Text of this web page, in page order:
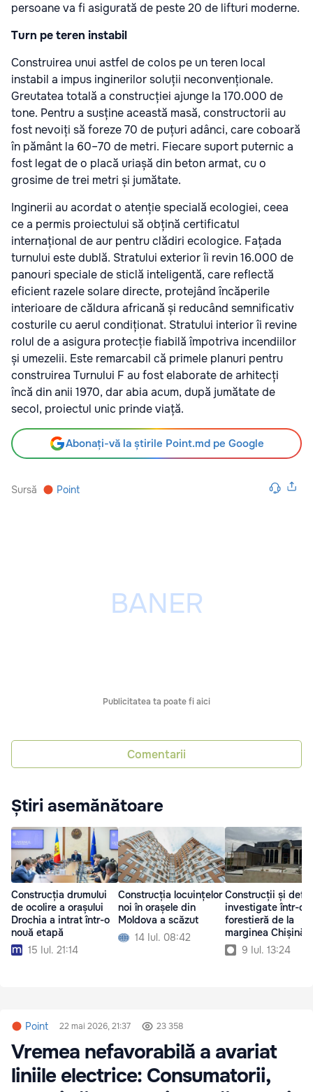
persoane va fi asigurată de peste 20 de lifturi moderne.
Turn pe teren instabil
Construirea unui astfel de colos pe un teren local
instabil a impus inginerilor soluții neconvenționale.
Greutatea totală a construcției ajunge la 170.000 de
tone. Pentru a susține această masă, constructorii au
fost nevoiți să foreze 70 de puțuri adânci, care coboară
în pământ la 60–70 de metri. Fiecare suport puternic a
fost legat de o placă uriașă din beton armat, cu o
grosime de trei metri și jumătate.
Inginerii au acordat o atenție specială ecologiei, ceea
ce a permis proiectului să obțină certificatul
internațional de aur pentru clădiri ecologice. Fațada
turnului este dublă. Stratului exterior îi revin 16.000 de
panouri speciale de sticlă inteligentă, care reflectă
eficient razele solare directe, protejând încăperile
interioare de căldura africană și reducând semnificativ
costurile cu aerul condiționat. Stratului interior îi revine
rolul de a asigura protecție fiabilă împotriva incendiilor
și umezelii. Este remarcabil că primele planuri pentru
construirea Turnului F au fost elaborate de arhitecți
încă din anii 1970, dar abia acum, după jumătate de
secol, proiectul unic prinde viață.
Abonați-vă la știrile Point.md pe Google
Sursă Point
Publicitatea ta poate fi aici
Comentarii
Știri asemănătoare
Construcția drumului
de ocolire a orașului
Drochia a intrat într-o
nouă etapă
15 Iul. 21:14
Construcția locuințelor
noi în orașele din
Moldova a scăzut
14 Iul. 08:42
Construcții și
investigate într-o
forestieră de la
marginea
9 Iul. 13:24
Point 22 mai 2026, 21:37 23 358
Vremea nefavorabilă a avariat
liniile electrice: Consumatorii,